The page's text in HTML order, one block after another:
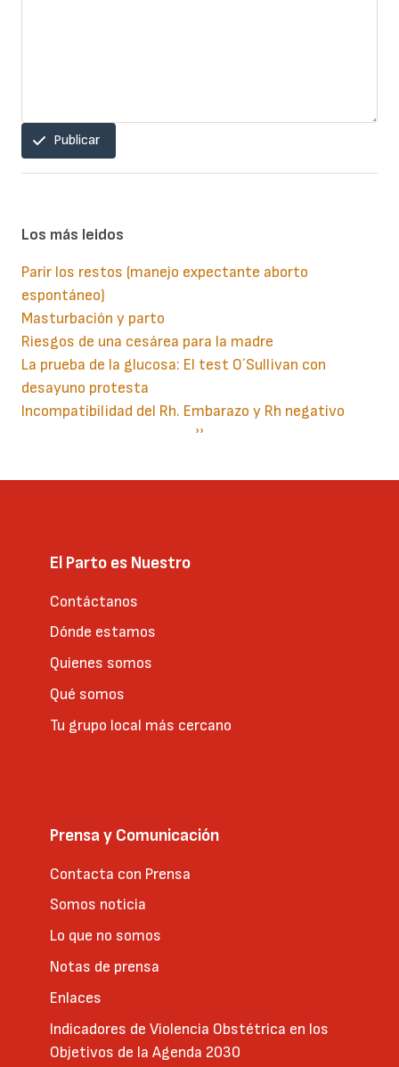
Publicar
Los más leidos
Parir los restos (manejo expectante aborto
espontáneo)
Masturbación y parto
Riesgos de una cesárea para la madre
La prueba de la glucosa: El test O´Sullivan con
desayuno protesta
Incompatibilidad del Rh. Embarazo y Rh negativo
Siguiente
››
El Parto es Nuestro
Contáctanos
Dónde estamos
Quienes somos
Qué somos
Tu grupo local más cercano
Prensa y Comunicación
Contacta con Prensa
Somos noticia
Lo que no somos
Notas de prensa
Enlaces
Indicadores de Violencia Obstétrica en los
Objetivos de la Agenda 2030